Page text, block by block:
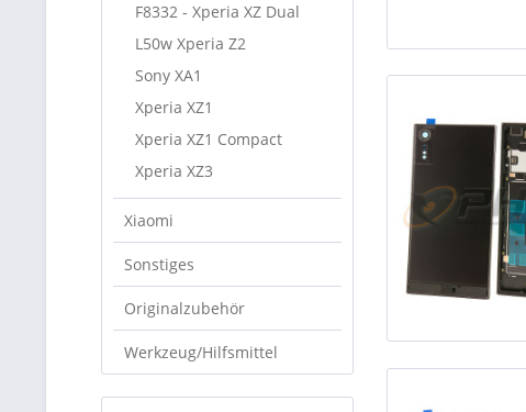
F8332 - Xperia XZ Dual
L50w Xperia Z2
Sony XA1
Xperia XZ1
Xperia XZ1 Compact
Xperia XZ3
Xiaomi
Sonstiges
Originalzubehör
Werkzeug/Hilfsmittel